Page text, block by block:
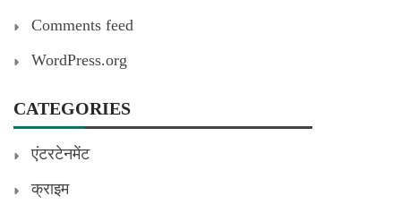
Comments feed
WordPress.org
CATEGORIES
एंटरटेनमेंट
क्राइम